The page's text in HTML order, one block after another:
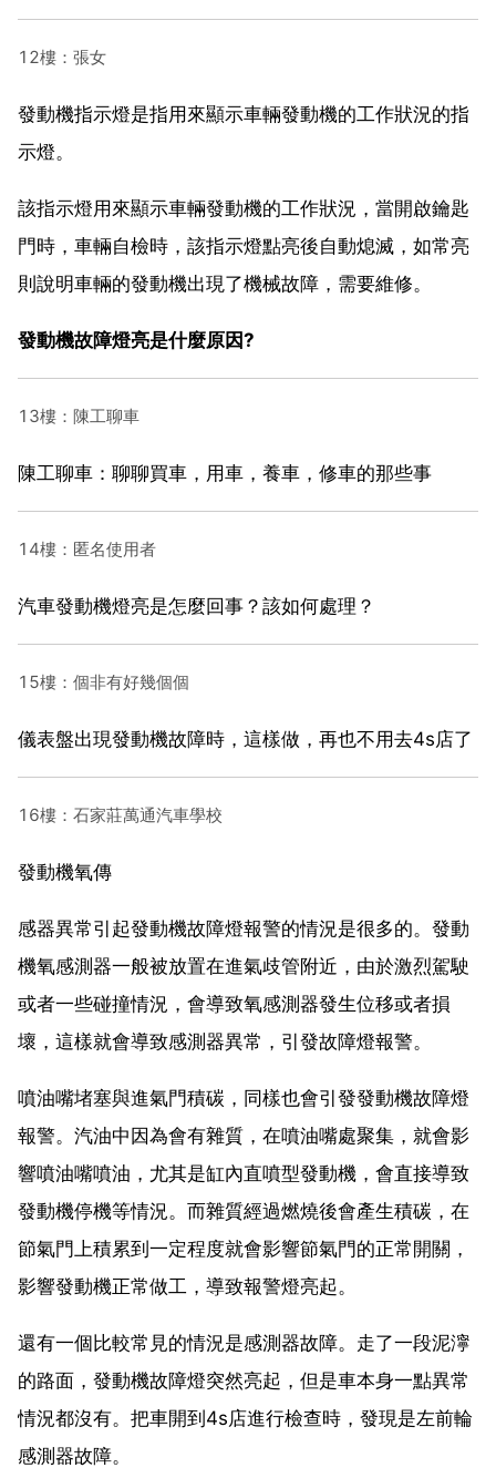
12樓：張女
發動機指示燈是指用來顯示車輛發動機的工作狀況的指
示燈。
該指示燈用來顯示車輛發動機的工作狀況，當開啟鑰匙
門時，車輛自檢時，該指示燈點亮後自動熄滅，如常亮
則說明車輛的發動機出現了機械故障，需要維修。
發動機故障燈亮是什麼原因?
13樓：陳工聊車
陳工聊車：聊聊買車，用車，養車，修車的那些事
14樓：匿名使用者
汽車發動機燈亮是怎麼回事？該如何處理？
15樓：個非有好幾個個
儀表盤出現發動機故障時，這樣做，再也不用去4s店了
16樓：石家莊萬通汽車學校
發動機氧傳
感器異常引起發動機故障燈報警的情況是很多的。發動
機氧感測器一般被放置在進氣歧管附近，由於激烈駕駛
或者一些碰撞情況，會導致氧感測器發生位移或者損
壞，這樣就會導致感測器異常，引發故障燈報警。
噴油嘴堵塞與進氣門積碳，同樣也會引發發動機故障燈
報警。汽油中因為會有雜質，在噴油嘴處聚集，就會影
響噴油嘴噴油，尤其是缸內直噴型發動機，會直接導致
發動機停機等情況。而雜質經過燃燒後會產生積碳，在
節氣門上積累到一定程度就會影響節氣門的正常開關，
影響發動機正常做工，導致報警燈亮起。
還有一個比較常見的情況是感測器故障。走了一段泥濘
的路面，發動機故障燈突然亮起，但是車本身一點異常
情況都沒有。把車開到4s店進行檢查時，發現是左前輪
感測器故障。